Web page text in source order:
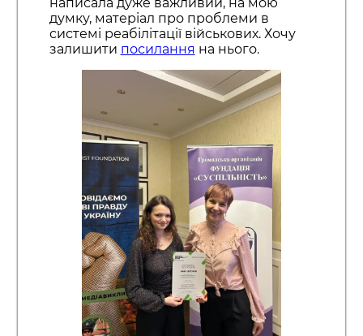
думку, матеріал про проблеми в
системі реабілітації військових. Хочу
залишити посилання на нього.